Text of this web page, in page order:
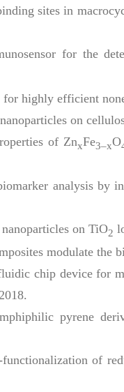
sites in
for the
highly efficient
on
of ZnxFe3–xO
analysis by
on TiO2
modulate
chip device for
pyrene
of